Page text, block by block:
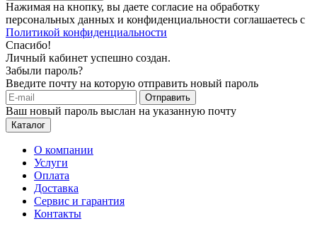
Нажимая на кнопку, вы даете согласие на обработку
персональных данных и конфиденциальности соглашаетесь с
Политикой конфиденциальности
Спасибо!
Личный кабинет успешно создан.
Забыли пароль?
Введите почту на которую отправить новый пароль
Отправить
Ваш новый пароль выслан на указанную почту
Каталог
О компании
Услуги
Оплата
Доставка
Сервис и гарантия
Контакты